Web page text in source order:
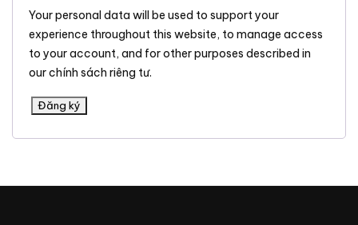
Your personal data will be used to support your
experience throughout this website, to manage access
to your account, and for other purposes described in
ourchính sách riêng tư.
Đăng ký